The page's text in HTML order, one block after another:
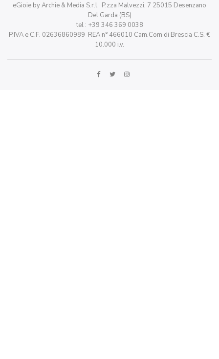
eGioie by Archie & Media S.r.l. P.zza Malvezzi, 7 25015 Desenzano
Del Garda (BS)
tel : +39 346 369 0038
P.IVA e C.F. 02636860989 REA n° 466010 Cam.Com di Brescia C.S. €
10.000 i.v.